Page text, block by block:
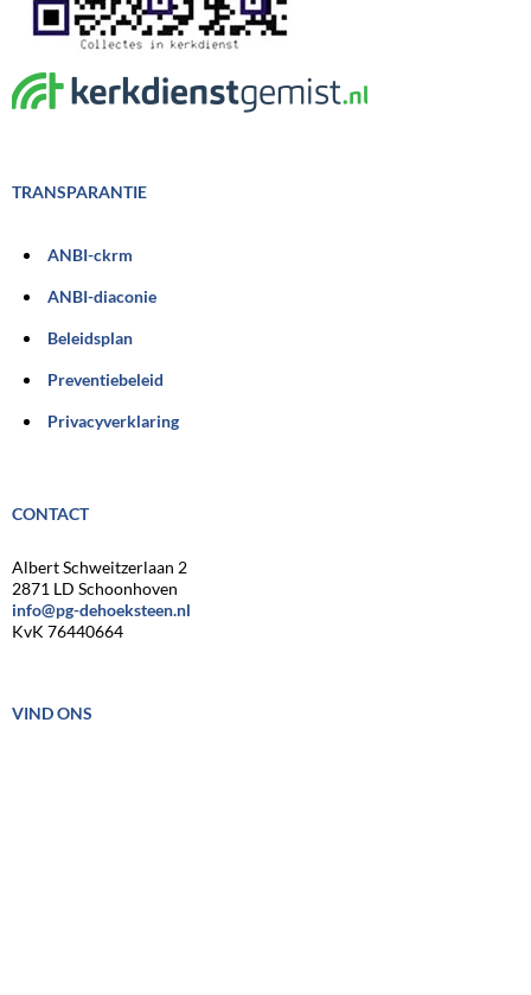
TRANSPARANTIE
ANBI-ckrm
ANBI-diaconie
Beleidsplan
Preventiebeleid
Privacyverklaring
CONTACT
Albert Schweitzerlaan 2
2871 LD Schoonhoven
info@pg-dehoeksteen.nl
KvK 76440664
VIND ONS